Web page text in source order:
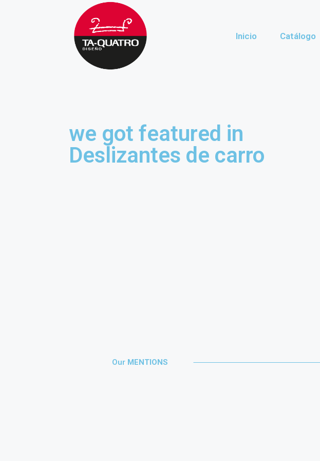
Inicio Catálogo
we got featured in
Deslizantes de carro
Our MENTIONS